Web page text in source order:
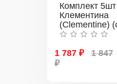
Комплект
Клементина
(Clementine)
1 787 ₽
1 847
₽